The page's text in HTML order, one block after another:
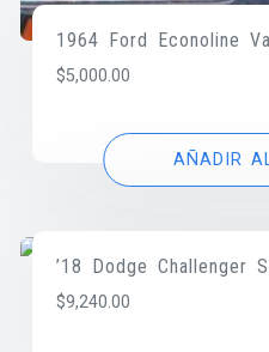
1964 Ford Econoline
$5,000.00
AÑADIR
’18 Dodge Challenger
$9,240.00